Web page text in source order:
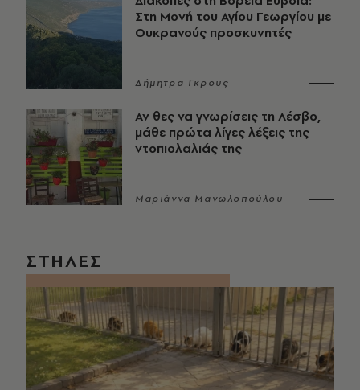
Στη Μονή του Αγίου Γεωργίου με
Ουκρανούς προσκυνητές
Δήμητρα Γκρους
Αν θες να γνωρίσεις τη Λέσβο,
μάθε πρώτα λίγες λέξεις της
ντοπιολαλιάς της
Μαριάννα Μανωλοπούλου
ΣΤΗΛΕΣ